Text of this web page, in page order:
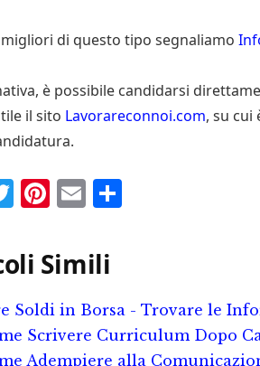
di questo tipo segnaliamo
è possibile candidarsi
il sito Lavorareconnoi.com, su cui
T
it
te
r
P
n
te
r
e
E
ai
l
iv
i
Simili
Soldi in Borsa - Trovare le
Scrivere Curriculum Dopo
Adempiere alla